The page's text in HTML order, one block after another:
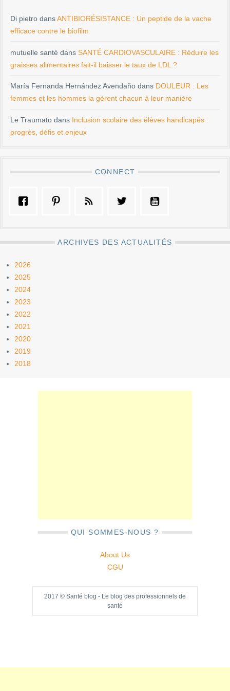
Di pietro dansANTIBIORÉSISTANCE : Un peptide de la vache
efficace contre le biofilm
mutuelle santé dans SANTÉ CARDIOVASCULAIRE : Réduire les
graisses alimentaires fait-il baisser le taux de LDL ?
María Fernanda Hernández Avendaño dans DOULEUR : Les
femmes et les hommes la gèrent chacun à leur manière
Le Traumato dans Inclusion scolaire des élèves handicapés :
progrès, défis et enjeux
CONNECT
ARCHIVES DES ACTUALITÉS
2026
2025
2024
2023
2022
2021
2020
2019
2018
QUI SOMMES-NOUS ?
About Us
CGU
2017 © Santé blog - Le blog des professionnels de
santé